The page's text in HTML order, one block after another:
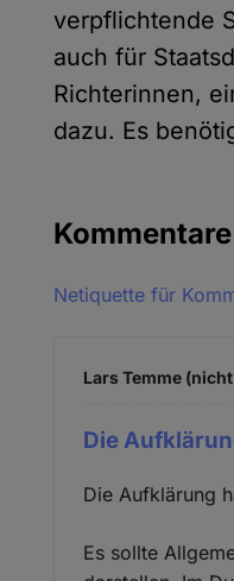
verpflichtende
auch für
Richterinnen,
dazu. Es
Kommentare
Netiquette für
Lars Temme
Die
Die Aufklärung
Es sollte